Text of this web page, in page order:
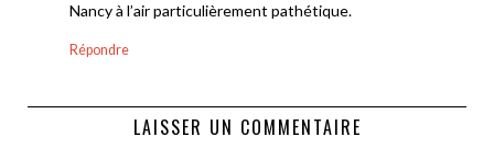
Nancy à l’air particulièrement pathétique.
Répondre
LAISSER UN COMMENTAIRE